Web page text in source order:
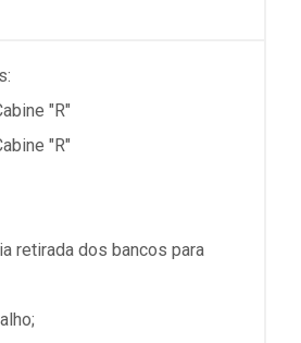
"R"
"R"
retirada dos bancos para